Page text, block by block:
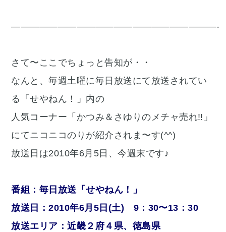
——————————————————————-
さて〜ここでちょっと告知が・・
なんと、毎週土曜に毎日放送にて放送されてい
る「せやねん！」内の
人気コーナー「かつみ＆さゆりのメチャ売れ!!」
にてニコニコのりが紹介されま〜す(^^)
放送日は2010年6月5日、今週末です♪
番組：毎日放送「せやねん！」
放送日：2010年6月5日(土) 9：30〜13：30
放送エリア：近畿２府４県、徳島県